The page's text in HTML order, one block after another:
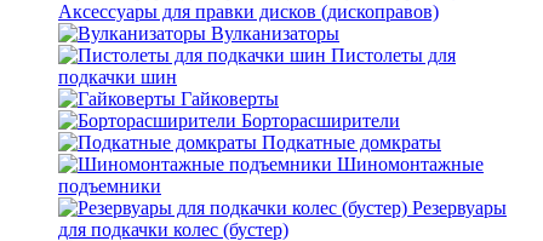
Аксессуары для правки дисков (дископравов)
Вулканизаторы
Пистолеты для
подкачки шин
Гайковерты
Борторасширители
Подкатные домкраты
Шиномонтажные
подъемники
Резервуары
для подкачки колес (бустер)